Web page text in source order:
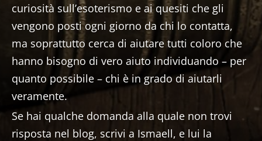
curiosità sull’esoterismo e ai quesiti che gli
vengono posti ogni giorno da chi lo contatta,
ma soprattutto cerca di aiutare tutti coloro che
hanno bisogno di vero aiuto individuando – per
quanto possibile – chi è in grado di aiutarli
veramente.
Se hai qualche domanda alla quale non trovi
risposta nel blog, scrivi a Ismaell, e lui la